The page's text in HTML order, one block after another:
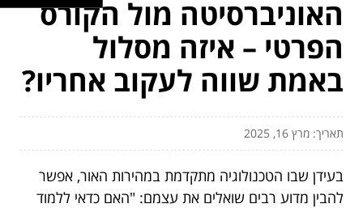
האוניברסיטה מול הקורס
הפרטי – איזה מסלול
באמת שווה לעקוב אחריו?
תאריך: מרץ 16, 2025
בעידן שבו הטכנולוגיה מתקדמת במהירות האור, אפשר
להבין מדוע רבים שואלים את עצמם: "האם כדאי ללמוד